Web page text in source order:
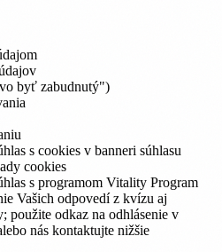
byť zabudnutý")
s cookies v banneri súhlasu
cookies
s programom Vitality Program
Vašich odpovedí z kvízu aj
použite odkaz na odhlásenie v
nás kontaktujte nižšie